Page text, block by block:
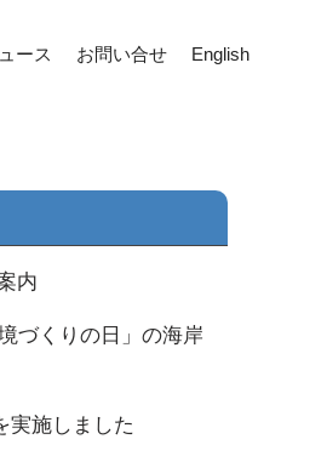
ース お問い合せ English
内
づくりの日」の海岸
実施しました